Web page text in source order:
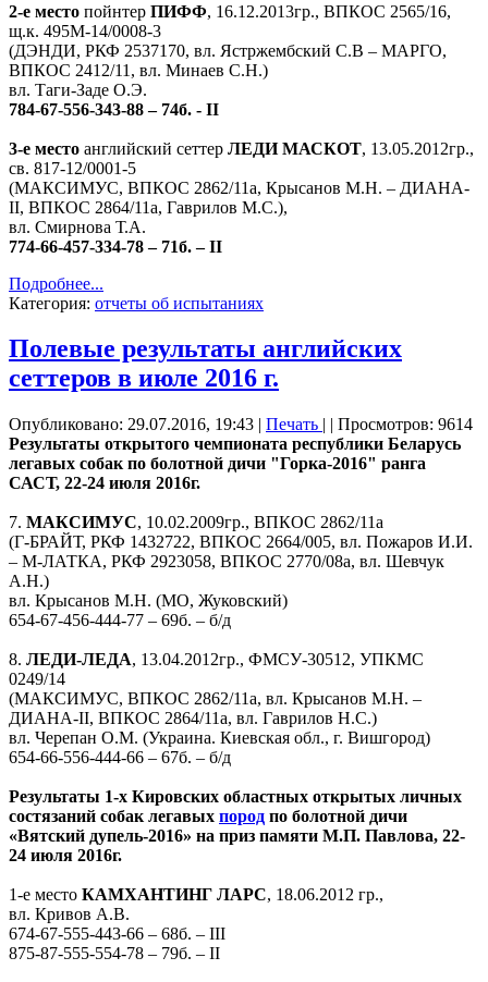
2-е место пойнтер ПИФФ, 16.12.2013гр., ВПКОС 2565/16,
щ.к. 495М-14/0008-3
(ДЭНДИ, РКФ 2537170, вл. Ястржембский С.В – МАРГО,
ВПКОС 2412/11, вл. Минаев С.Н.)
вл. Таги-Заде О.Э.
784-67-556-343-88 – 74б. - II
3-е место английский сеттер ЛЕДИ МАСКОТ, 13.05.2012гр.,
св. 817-12/0001-5
(МАКСИМУС, ВПКОС 2862/11а, Крысанов М.Н. – ДИАНА-
II, ВПКОС 2864/11а, Гаврилов М.С.),
вл. Смирнова Т.А.
774-66-457-334-78 – 71б. – II
Подробнее...
Категория: отчеты об испытаниях
Полевые результаты английских
сеттеров в июле 2016 г.
Опубликовано: 29.07.2016, 19:43 | Печать | | Просмотров: 9614
Результаты открытого чемпионата республики Беларусь
легавых собак по болотной дичи "Горка-2016" ранга
САСТ, 22-24 июля 2016г.
7. МАКСИМУС, 10.02.2009гр., ВПКОС 2862/11а
(Г-БРАЙТ, РКФ 1432722, ВПКОС 2664/005, вл. Пожаров И.И.
– М-ЛАТКА, РКФ 2923058, ВПКОС 2770/08а, вл. Шевчук
А.Н.)
вл. Крысанов М.Н. (МО, Жуковский)
654-67-456-444-77 – 69б. – б/д
8. ЛЕДИ-ЛЕДА, 13.04.2012гр., ФМСУ-30512, УПКМС
0249/14
(МАКСИМУС, ВПКОС 2862/11а, вл. Крысанов М.Н. –
ДИАНА-II, ВПКОС 2864/11а, вл. Гаврилов Н.С.)
вл. Черепан О.М. (Украина. Киевская обл., г. Вишгород)
654-66-556-444-66 – 67б. – б/д
Результаты 1-х Кировских областных открытых личных
состязаний собак легавых пород по болотной дичи
«Вятский дупель-2016» на приз памяти М.П. Павлова, 22-
24 июля 2016г.
1-е место КАМХАНТИНГ ЛАРС, 18.06.2012 гр.,
вл. Кривов А.В.
674-67-555-443-66 – 68б. – III
875-87-555-554-78 – 79б. – II